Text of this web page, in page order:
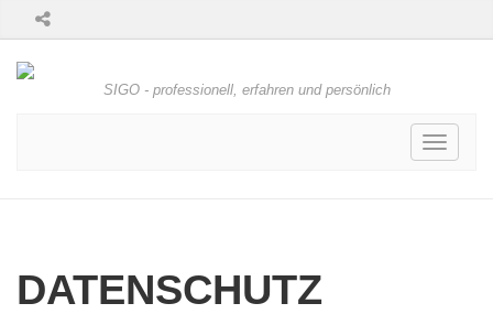
SIGO - professionell, erfahren und persönlich
Toggle
DATENSCHUTZ